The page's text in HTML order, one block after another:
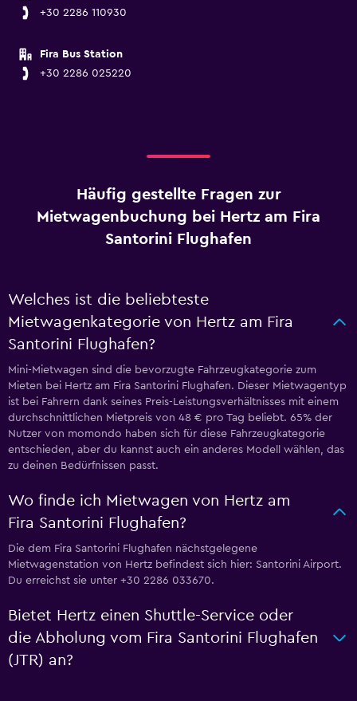
+30 2286 110930
Fira Bus Station
+30 2286 025220
Häufig gestellte Fragen zur
Mietwagenbuchung bei Hertz am Fira
Santorini Flughafen
Welches ist die beliebteste
Mietwagenkategorie von Hertz am Fira
Santorini Flughafen?
Mini-Mietwagen sind die bevorzugte Fahrzeugkategorie zum
Mieten bei Hertz am Fira Santorini Flughafen. Dieser Mietwagentyp
ist bei Fahrern dank seines Preis-Leistungsverhältnisses mit einem
durchschnittlichen Mietpreis von 48 € pro Tag beliebt. 65% der
Nutzer von momondo haben sich für diese Fahrzeugkategorie
entschieden, aber du kannst auch ein anderes Modell wählen, das
zu deinen Bedürfnissen passt.
Wo finde ich Mietwagen von Hertz am
Fira Santorini Flughafen?
Die dem Fira Santorini Flughafen nächstgelegene
Mietwagenstation von Hertz befindest sich hier: Santorini Airport.
Du erreichst sie unter +30 2286 033670.
Bietet Hertz einen Shuttle-Service oder
die Abholung vom Fira Santorini Flughafen
(JTR) an?